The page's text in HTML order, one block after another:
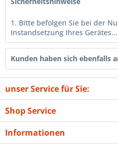
1. Bitte befolgen Sie bei der
Instandsetzung Ihres Gerätes...
Kunden haben sich ebenfalls
unser Service für Sie:
Shop Service
Informationen